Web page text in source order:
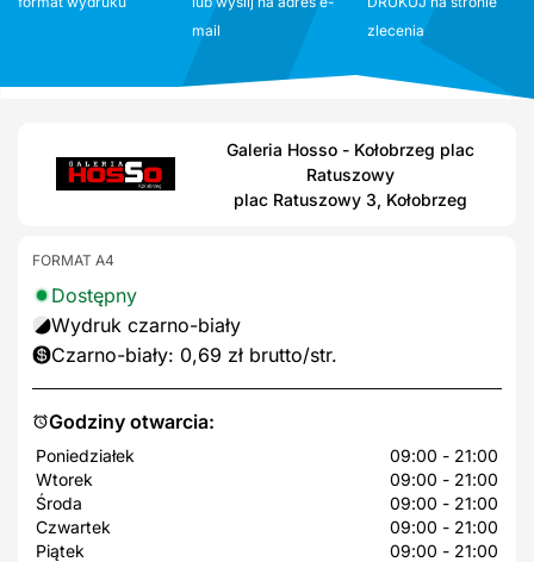
mail
zlecenia
Galeria Hosso - Kołobrzeg plac
Ratuszowy
plac Ratuszowy 3, Kołobrzeg
Godziny otwarcia:
Poniedziałek
09:00 - 21:00
Wtorek
09:00 - 21:00
Środa
09:00 - 21:00
Czwartek
09:00 - 21:00
Piątek
09:00 - 21:00
FORMAT A4
Dostępny
Wydruk czarno-biały
Czarno-biały: 0,69 zł brutto/str.